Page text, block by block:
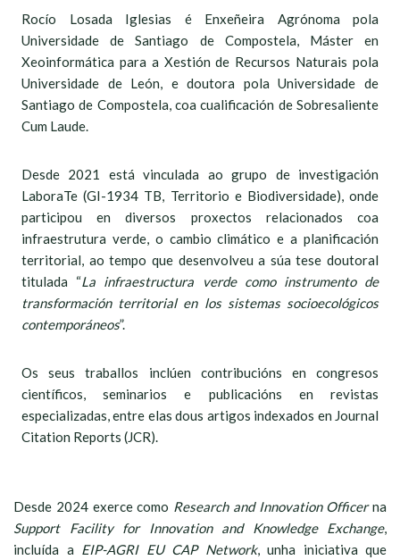
Rocío Losada Iglesias é Enxeñeira Agrónoma pola
Universidade de Santiago de Compostela, Máster en
Xeoinformática para a Xestión de Recursos Naturais pola
Universidade de León, e doutora pola Universidade de
Santiago de Compostela, coa cualificación de Sobresaliente
Cum Laude.
Desde 2021 está vinculada ao grupo de investigación
LaboraTe (GI-1934 TB, Territorio e Biodiversidade), onde
participou en diversos proxectos relacionados coa
infraestrutura verde, o cambio climático e a planificación
territorial, ao tempo que desenvolveu a súa tese doutoral
titulada “La infraestructura verde como instrumento de
transformación territorial en los sistemas socioecológicos
contemporáneos”.
Os seus traballos inclúen contribucións en congresos
científicos, seminarios e publicacións en revistas
especializadas, entre elas dous artigos indexados en Journal
Citation Reports (JCR).
Desde 2024 exerce como Research and Innovation Officerna
Support Facility for Innovation and Knowledge Exchange,
incluída a EIP-AGRI EU CAP Network, unha iniciativa que